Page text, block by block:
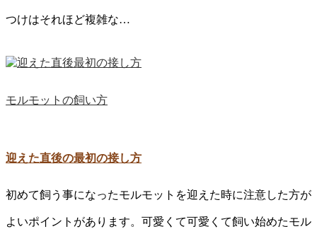
つけはそれほど複雑な…
モルモットの飼い方
迎えた直後の最初の接し方
初めて飼う事になったモルモットを迎えた時に注意した方が
よいポイントがあります。可愛くて可愛くて飼い始めたモル